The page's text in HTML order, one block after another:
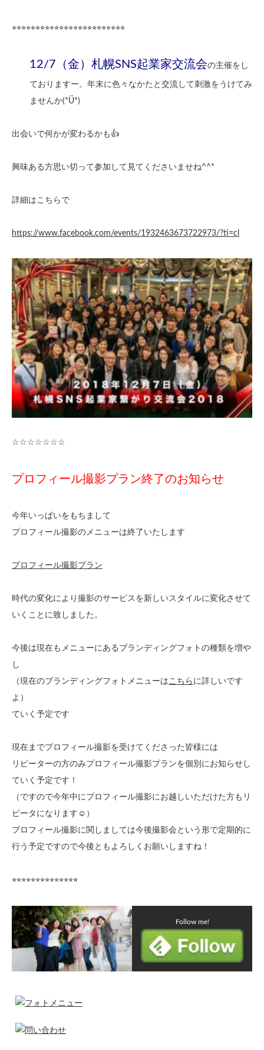
⭐︎⭐︎⭐︎⭐︎⭐︎⭐︎⭐︎⭐︎⭐︎⭐︎⭐︎⭐︎⭐︎⭐︎⭐︎⭐︎⭐︎⭐︎⭐︎⭐︎⭐︎⭐︎⭐︎⭐︎
12/7（金）札幌SNS起業家交流会の主催をし
ておりますー。年末に色々なかたと交流して刺激をうけてみ
ませんか(*Ü*)
出会いで何かが変わるかも👍
興味ある方思い切って参加して見てくださいませね^^*
詳細はこちらで
https://www.facebook.com/events/1932463673722973/?ti=cl
☆☆☆☆☆☆☆
プロフィール撮影プラン終了のお知らせ
今年いっぱいをもちまして
プロフィール撮影のメニューは終了いたします
プロフィール撮影プラン
時代の変化により撮影のサービスを新しいスタイルに変化させて
いくことに致しました。
今後は現在もメニューにあるブランディングフォトの種類を増や
し
（現在のブランディングフォトメニューは こちら に詳しいです
よ）
ていく予定です
現在までプロフィール撮影を受けてくださった皆様には
リピーターの方のみプロフィール撮影プランを個別にお知らせし
ていく予定です！
（ですので今年中にプロフィール撮影にお越しいただけた方もリ
ピータになります☺️）
プロフィール撮影に関しましては今後撮影会という形で定期的に
行う予定ですので今後ともよろしくお願いしますね！
⭐︎⭐︎⭐︎⭐︎⭐︎⭐︎⭐︎⭐︎⭐︎⭐︎⭐︎⭐︎⭐︎⭐︎
Follow me!